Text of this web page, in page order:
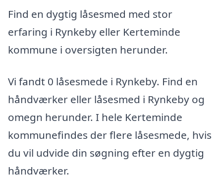
Find en dygtig låsesmed med stor
erfaring i Rynkeby eller Kerteminde
kommune i oversigten herunder.
Vi fandt 0 låsesmede i Rynkeby. Find en
håndværker eller låsesmed i Rynkeby og
omegn herunder. I hele Kerteminde
kommunefindes der flere låsesmede, hvis
du vil udvide din søgning efter en dygtig
håndværker.